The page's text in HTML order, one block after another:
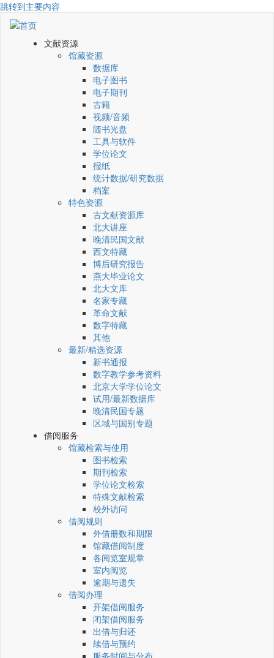
跳转到主要内容
文献资源
馆藏资源
数据库
电子图书
电子期刊
古籍
视频/音频
随书光盘
工具与软件
学位论文
报纸
统计数据/研究数据
档案
特色资源
古文献资源库
北大讲座
晚清民国文献
西文特藏
博后研究报告
燕大毕业论文
北大文库
名家专藏
革命文献
数字特藏
其他
最新/精选资源
新书通报
数字教学参考资料
北京大学学位论文
试用/最新数据库
晚清民国专题
区域与国别专题
借阅服务
馆藏检索与使用
图书检索
期刊检索
学位论文检索
特殊文献检索
校外访问
借阅规则
外借册数和期限
馆藏借阅制度
各阅览室规章
室内阅览
逾期与遗失
借阅办理
开架借阅服务
闭架借阅服务
出借与归还
续借与预约